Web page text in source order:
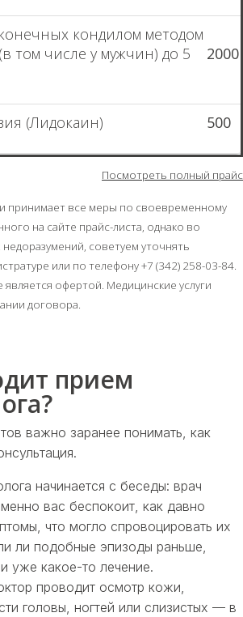
кондилом методом
том числе у мужчин) до 5
2000
(Лидокаин) 500
Посмотреть полный прайс
принимает все меры по своевременному
на сайте прайс-листа, однако во
советуем уточнять
или по телефону +7 (342) 258-03-84.
офертой. Медицинские услуги
договора.
прием
важно заранее понимать, как
начинается с беседы: врач
вас беспокоит, как давно
что могло спровоцировать их
ли подобные эпизоды раньше,
уже какое-то лечение.
проводит осмотр кожи,
головы, ногтей или слизистых — в